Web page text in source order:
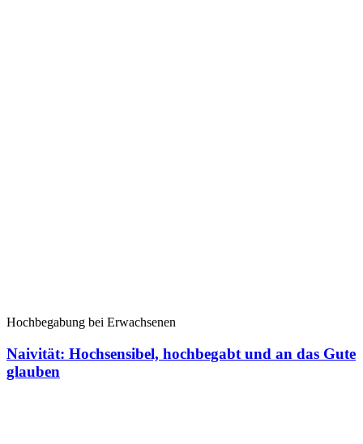
Hochbegabung bei Erwachsenen
Naivität: Hochsensibel, hochbegabt und an das Gute
glauben